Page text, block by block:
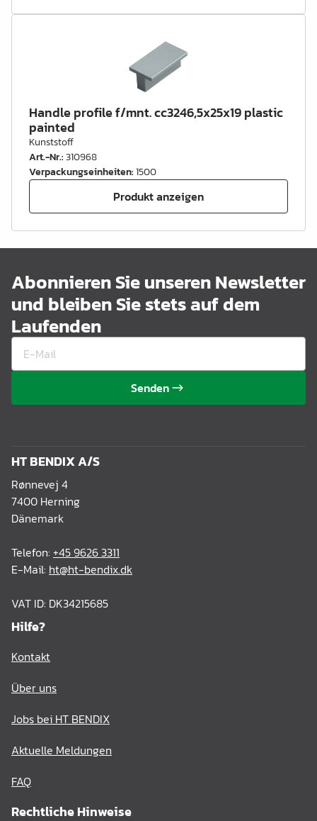
Handle profile f/mnt. cc3246,5x25x19 plastic
painted
Kunststoff
Art.-Nr.:310968
Verpackungseinheiten:1500
Produkt anzeigen
Abonnieren Sie unseren Newsletter
und bleiben Sie stets auf dem
Laufenden
Senden
HT BENDIX A/S
Rønnevej 4
7400 Herning
Dänemark
Telefon: +45 9626 3311
E-Mail: ht@ht-bendix.dk
VAT ID: DK34215685
Hilfe?
Kontakt
Über uns
Jobs bei HT BENDIX
Aktuelle Meldungen
FAQ
Rechtliche Hinweise